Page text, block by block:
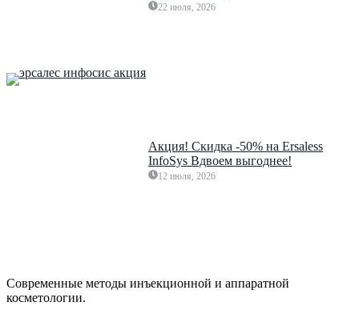
22 июля, 2026
Акция! Скидка -50% на Ersaless
InfoSys Вдвоем выгоднее!
12 июля, 2026
Современные методы инъекционной и аппаратной
косметологии.